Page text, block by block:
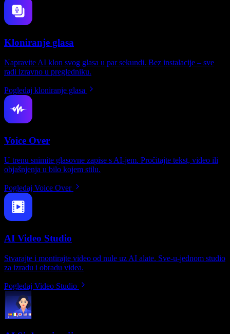
Kloniranje glasa
Napravite AI klon svog glasa u par sekundi. Bez instalacije – sve
radi izravno u pregledniku.
Pogledaj kloniranje glasa
Voice Over
U trenu snimite glasovne zapise s AI-jem. Pročitajte tekst, video ili
objašnjenja u bilo kojem stilu.
Pogledaj Voice Over
AI Video Studio
Stvarajte i montirajte video od nule uz AI alate. Sve-u-jednom studio
za izradu i obradu videa.
Pogledaj Video Studio